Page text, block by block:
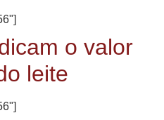
o valor
leite